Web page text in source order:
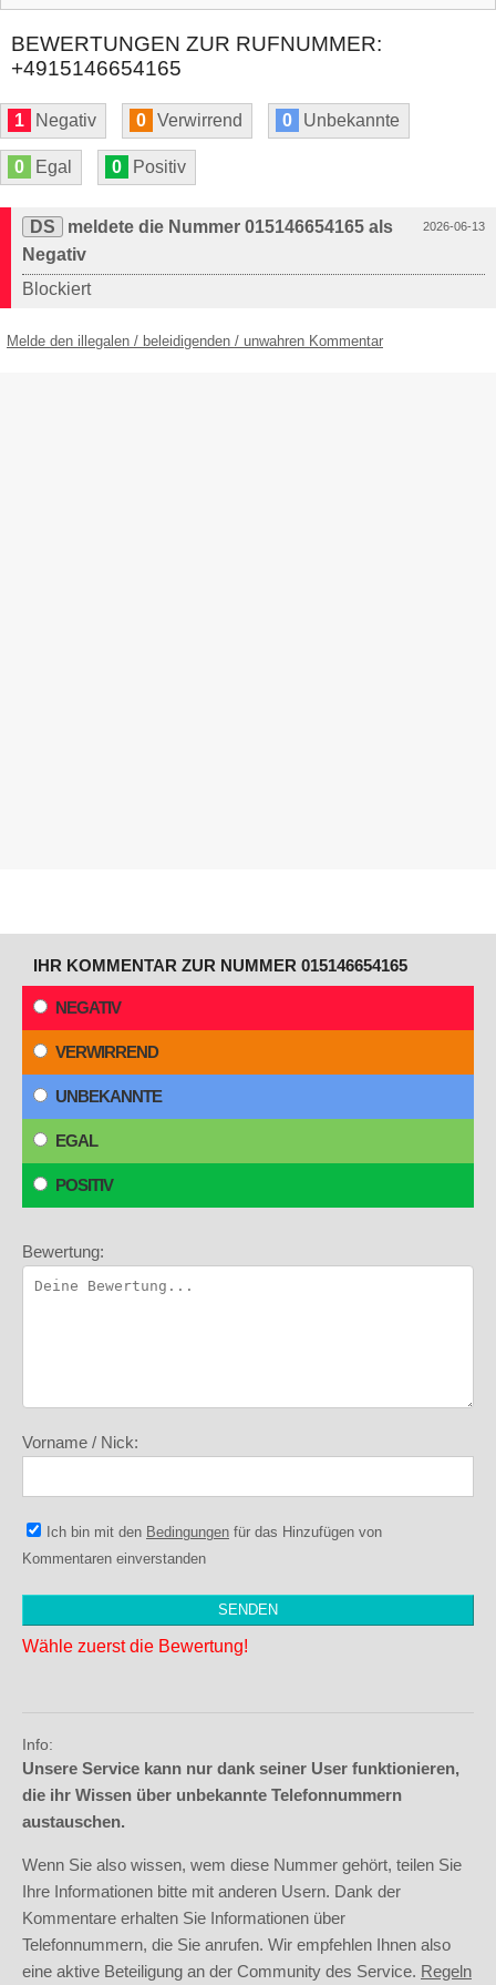
BEWERTUNGEN ZUR RUFNUMMER:
+4915146654165
1 Negativ 0 Verwirrend 0 Unbekannte
0 Egal 0 Positiv
2026-06-13
DS
meldete die Nummer 015146654165 als
Negativ
Blockiert
Melde den illegalen / beleidigenden / unwahren Kommentar
IHR KOMMENTAR ZUR NUMMER 015146654165
NEGATIV
VERWIRREND
UNBEKANNTE
EGAL
POSITIV
Bewertung:
Vorname / Nick:
Ich bin mit den Bedingungen für das Hinzufügen von
Kommentaren einverstanden
Wähle zuerst die Bewertung!
Info:
Unsere Service kann nur dank seiner User funktionieren,
die ihr Wissen über unbekannte Telefonnummern
austauschen.
Wenn Sie also wissen, wem diese Nummer gehört, teilen Sie
Ihre Informationen bitte mit anderen Usern. Dank der
Kommentare erhalten Sie Informationen über
Telefonnummern, die Sie anrufen. Wir empfehlen Ihnen also
eine aktive Beteiligung an der Community des Service. Regeln